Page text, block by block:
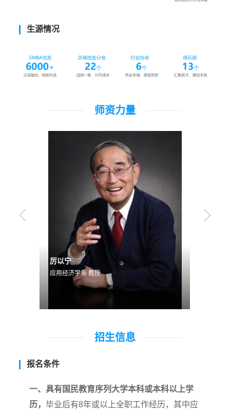
生源情况
师资力量
龚六堂
应用经济系教授、博士生导师
招生信息
报名条件
一、具有国民教育序列大学本科或本科以上学
历，毕业后有8年或以上全职工作经历，其中应